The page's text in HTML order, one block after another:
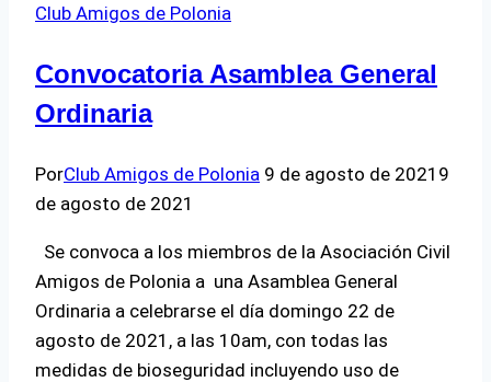
Club Amigos de Polonia
Convocatoria Asamblea General
Ordinaria
PorClub Amigos de Polonia 9 de agosto de 2021 9
de agosto de 2021
Se convoca a los miembros de la Asociación Civil
Amigos de Polonia a una Asamblea General
Ordinaria a celebrarse el día domingo 22 de
agosto de 2021, a las 10am, con todas las
medidas de bioseguridad incluyendo uso de